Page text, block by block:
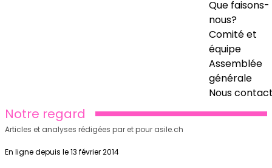
Que faisons-
nous?
Comité et
équipe
Assemblée
générale
Nous
Notre regard
Articles et analyses rédigées par et pour asile.ch
En ligne depuis le 13 février 2014